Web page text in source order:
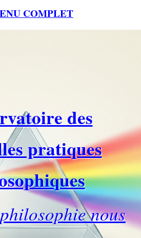
COMPLET
des
pratiques
nous